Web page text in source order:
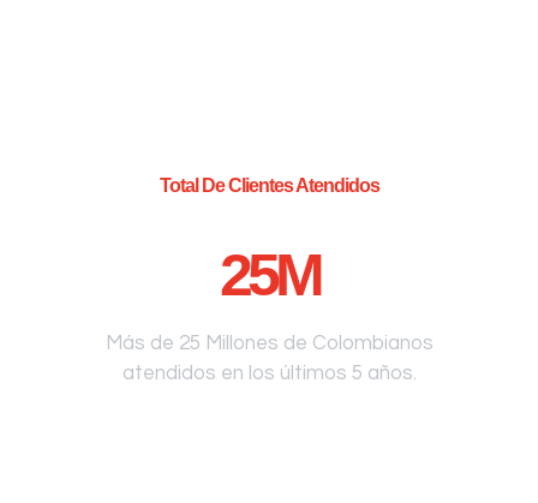
Total De Clientes Atendidos
25M
Más de 25 Millones de Colombianos
atendidos en los últimos 5 años.